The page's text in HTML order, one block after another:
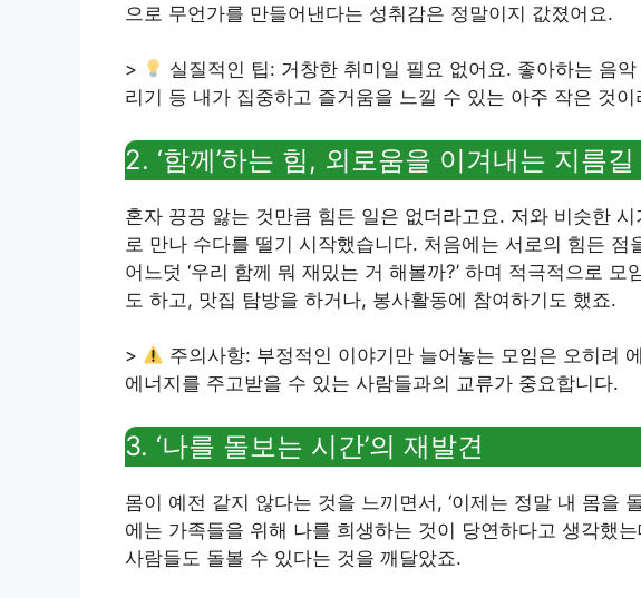
으로 무언가를 만들어낸다는 성취감은 정말이지 값졌어요.
>
실질적인 팁: 거창한 취미일 필요 없어요. 좋아하는 음
리기 등 내가 집중하고 즐거움을 느낄 수 있는 아주 작은 것
2. ‘함께’하는 힘, 외로움을 이겨내는 지름길
혼자 끙끙 앓는 것만큼 힘든 일은 없더라고요. 저와 비슷한
로 만나 수다를 떨기 시작했습니다. 처음에는 서로의 힘든
어느덧 ‘우리 함께 뭐 재밌는 거 해볼까?’ 하며 적극적으로
도 하고, 맛집 탐방을 하거나, 봉사활동에 참여하기도 했죠.
>
주의사항: 부정적인 이야기만 늘어놓는 모임은 오히려
에너지를 주고받을 수 있는 사람들과의 교류가 중요합니다.
3. ‘나를 돌보는 시간’의 재발견
몸이 예전 같지 않다는 것을 느끼면서, ‘이제는 정말 내 몸을
에는 가족들을 위해 나를 희생하는 것이 당연하다고 생각했
사람들도 돌볼 수 있다는 것을 깨달았죠.